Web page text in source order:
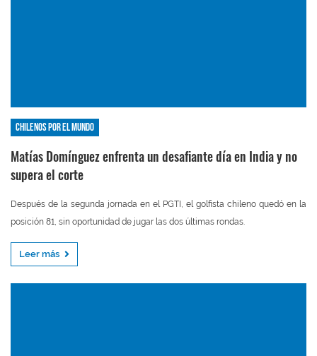
Chilenos por el mundo
Matías Domínguez enfrenta un desafiante día en India y no
supera el corte
Después de la segunda jornada en el PGTI, el golfista chileno quedó en la
posición 81, sin oportunidad de jugar las dos últimas rondas.
Leer más